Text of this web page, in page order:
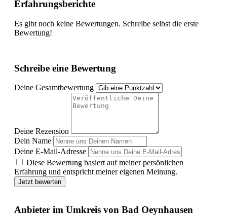
Erfahrungsberichte
Es gibt noch keine Bewertungen. Schreibe selbst die erste
Bewertung!
Schreibe eine Bewertung
Deine Gesamtbewertung
Deine Rezension
Dein Name
Deine E-Mail-Adresse
Diese Bewertung basiert auf meiner persönlichen
Erfahrung und entspricht meiner eigenen Meinung.
Jetzt bewerten
Anbieter im Umkreis von Bad Oeynhausen